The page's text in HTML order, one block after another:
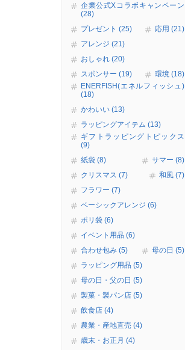
企業公式Xコラボキャンペーン
(28)
プレゼント (25)
応用 (21)
アレンジ (21)
おしゃれ (20)
スポンサー (19)
環境 (18)
ENERFISH(エネルフィッシュ)
(18)
かわいい (13)
ラッピングアイテム (13)
ギフトラッピングトピックス
(9)
紙袋 (8)
サマー (8)
クリスマス (7)
和風 (7)
フラワー (7)
ベーシックアレンジ (6)
ポリ袋 (6)
イベント用品 (6)
合わせ包み (5)
母の日 (5)
ラッピング用品 (5)
母の日・父の日 (5)
製菓・製パン店 (5)
飲食店 (4)
農業・産地直売 (4)
歳末・お正月 (4)